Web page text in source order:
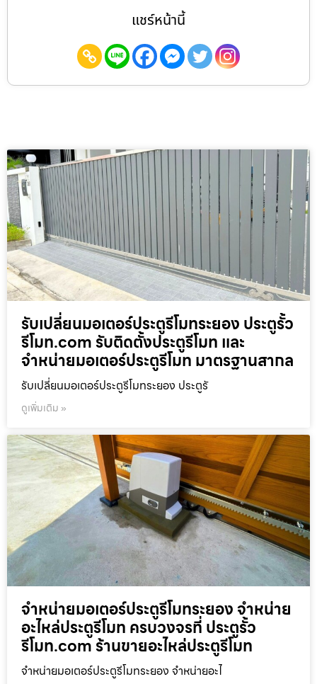
แชร์หน้านี้
รับเปลี่ยนมอเตอร์ประตูรีโมทระยอง ประตูรั้ว
รีโมท.com รับติดตั้งประตูรีโมท และ
จำหน่ายมอเตอร์ประตูรีโมท มาตรฐานสากล
รับเปลี่ยนมอเตอร์ประตูรีโมทระยอง ประตูรั
ดูเพิ่มเติม »
จำหน่ายมอเตอร์ประตูรีโมทระยอง จำหน่าย
อะไหล่ประตูรีโมท ครบวงจรที่ ประตูรั้ว
รีโมท.com ร้านขายอะไหล่ประตูรีโมท
จำหน่ายมอเตอร์ประตูรีโมทระยอง จำหน่ายอะไ